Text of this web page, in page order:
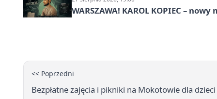
WARSZAWA! KAROL KOPIEC –
<< Poprzedni
Bezpłatne zajęcia i pikniki na Mokotowie dla